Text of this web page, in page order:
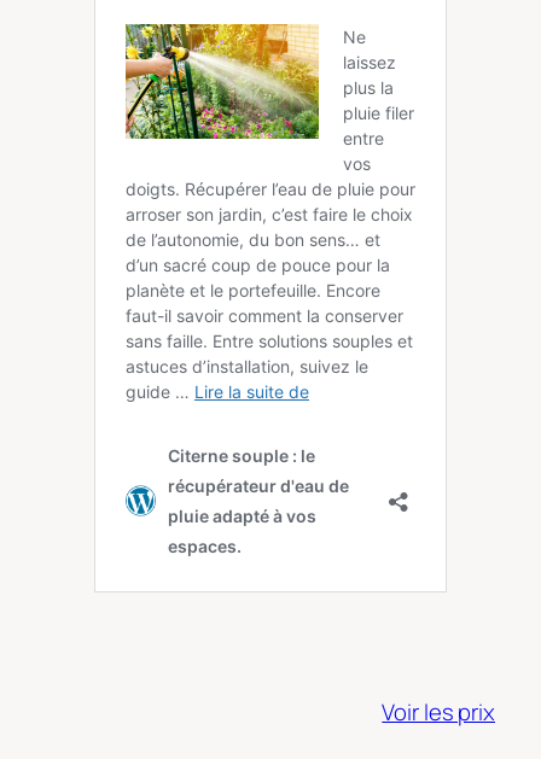
Voir les prix